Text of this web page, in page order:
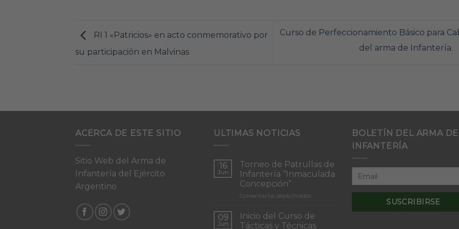
RI 1 «Patricios» en acto conmemorativo por
su participación en Malvinas
Curso de Perfeccionamiento Básico para
del arma de Infantería.
ACERCA DE ESTE SITIO
Sitio Web del Arma de
Infantería del Ejército
Argentino
ULTIMAS NOTICIAS
16
Jun
Torneo de Patrullas de
Infantería “Inmaculada
Concepción”
Comentarios desactivadosen
de
09
Jun
Inicio del Curso de
Tácticas y Técnicas
BOLETÍN DEL ARMA DE
INFANTERÍA